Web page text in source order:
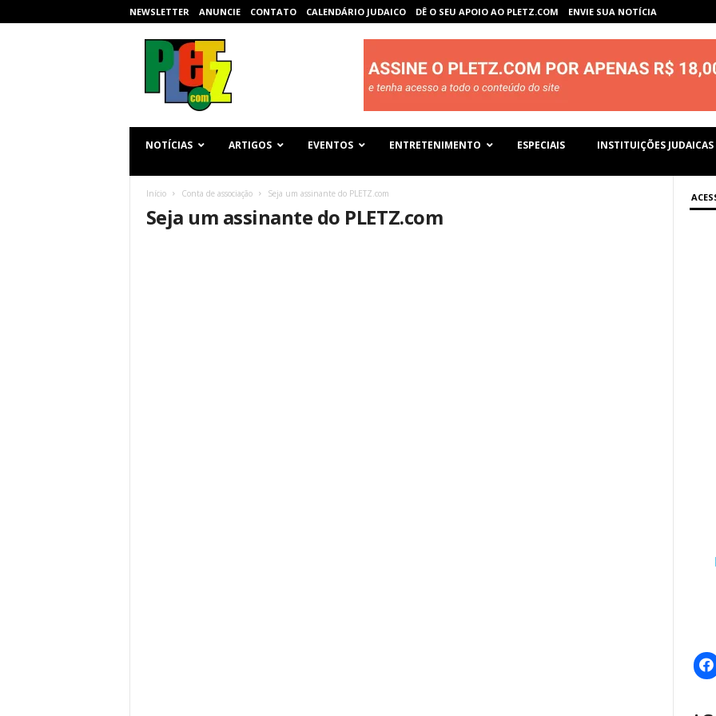
NEWSLETTER ANUNCIE CONTATO CALENDÁRIO JUDAICO DÊ O SEU APOIO AO PLETZ.COM ENVIE SUA NOTÍCIA
NOTÍCIAS ARTIGOS EVENTOS ENTRETENIMENTO ESPECIAIS INSTITUIÇÕES JUDAICAS
Início Conta de associação Seja um assinante do PLETZ.com
Seja um assinante do PLETZ.com